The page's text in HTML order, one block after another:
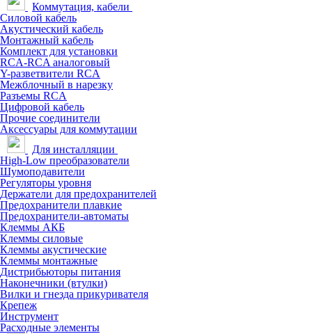
Коммутация, кабели
Силовой кабель
Акустический кабель
Монтажный кабель
Комплект для установки
RCA-RCA аналоговый
Y-разветвители RCA
Межблочный в нарезку
Разъемы RCA
Цифровой кабель
Прочие соединители
Аксессуары для коммутации
Для инсталляции
High-Low преобразователи
Шумоподавители
Регуляторы уровня
Держатели для предохранителей
Предохранители плавкие
Предохранители-автоматы
Клеммы АКБ
Клеммы силовые
Клеммы акустические
Клеммы монтажные
Дистрибьюторы питания
Наконечники (втулки)
Вилки и гнезда прикуривателя
Крепеж
Инструмент
Расходные элементы